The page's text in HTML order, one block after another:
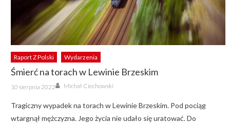
Raport Z Polski Wydarzenia
Śmierć na torach w Lewinie Brzeskim
Posted
on
10 sierpnia 2022 Author
Michał Ciechowski
Tragiczny wypadek na torach w Lewinie Brzeskim. Pod pociąg
wtargnął mężczyzna. Jego życia nie udało się uratować. Do